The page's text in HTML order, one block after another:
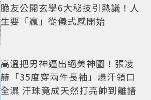
脆友公開玄學6大秘技引熱議！人
生要「贏」從儀式感開始
高溫把男神逼出絕美神圖！張凌
赫「35度穿兩件長袖」爆汗領口
全濕 汗珠竟成天然打亮帥到離譜